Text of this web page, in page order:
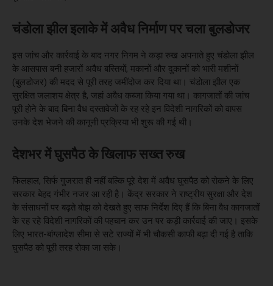
चंडोला झील इलाके में अवैध निर्माण पर चला बुलडोजर
इस जांच और कार्रवाई के बाद नगर निगम ने कड़ा रुख अपनाते हुए चंडोला झील
के आसपास बनी हजारों अवैध बस्तियों, मकानों और दुकानों को भारी मशीनों
(बुलडोजर) की मदद से पूरी तरह जमींदोज कर दिया था। चंडोला झील एक
सुरक्षित जलाशय क्षेत्र है, जहां अवैध कब्जा किया गया था। कागजातों की जांच
पूरी होने के बाद बिना वैध दस्तावेजों के रह रहे इन विदेशी नागरिकों को वापस
उनके देश भेजने की कानूनी प्रक्रिया भी शुरू की गई थी।
देशभर में घुसपैठ के खिलाफ सख्त रुख
फिलहाल, सिर्फ गुजरात ही नहीं बल्कि पूरे देश में अवैध घुसपैठ को रोकने के लिए
सरकार बेहद गंभीर नजर आ रही है। केंद्र सरकार ने राष्ट्रीय सुरक्षा और देश
के संसाधनों पर बढ़ते बोझ को देखते हुए साफ निर्देश दिए हैं कि बिना वैध कागजातों
के रह रहे विदेशी नागरिकों की पहचान कर उन पर कड़ी कार्रवाई की जाए। इसके
लिए भारत-बांग्लादेश सीमा से सटे राज्यों में भी चौकसी काफी बढ़ा दी गई है ताकि
घुसपैठ को पूरी तरह रोका जा सके।